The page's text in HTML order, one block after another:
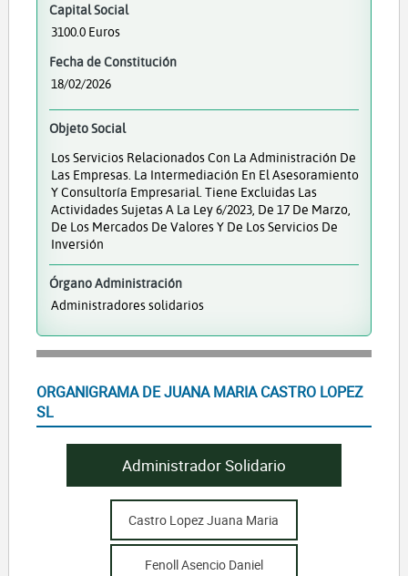
Capital Social
3100.0 Euros
Fecha de Constitución
18/02/2026
Objeto Social
Los Servicios Relacionados Con La Administración De
Las Empresas. La Intermediación En El Asesoramiento
Y Consultoría Empresarial. Tiene Excluidas Las
Actividades Sujetas A La Ley 6/2023, De 17 De Marzo,
De Los Mercados De Valores Y De Los Servicios De
Inversión
Órgano Administración
Administradores solidarios
ORGANIGRAMA DE JUANA MARIA CASTRO LOPEZ
SL
Administrador Solidario
Castro Lopez Juana Maria
Fenoll Asencio Daniel